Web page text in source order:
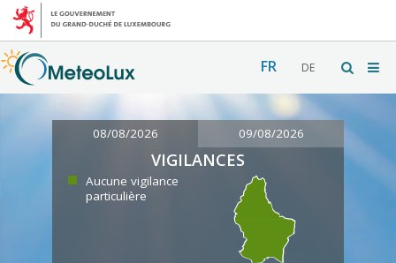
FR DE
08/08/2026 09/08/2026
VIGILANCES
Aucune vigilance
particulière